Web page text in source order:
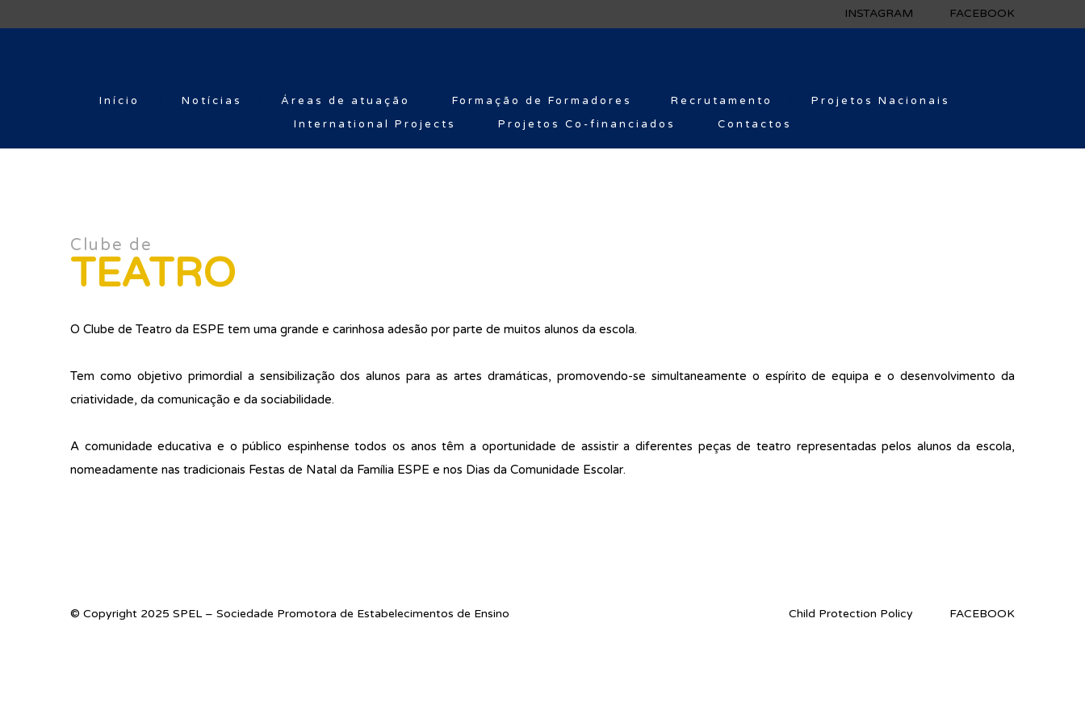
FACEBOOK
INSTAGRAM
Início Notícias Áreas de atuação Formação de Formadores Recrutamento
Projetos Nacionais
International Projects
Projetos Co-financiados Contactos
Clube de
TEATRO
O Clube de Teatro da ESPE tem uma grande e carinhosa adesão por parte de muitos alunos da escola.
Tem como objetivo primordial a sensibilização dos alunos para as artes dramáticas, promovendo-se simultaneamente o espírito de equipa e o desenvolvimento da
criatividade, da comunicação e da sociabilidade.
A comunidade educativa e o público espinhense todos os anos têm a oportunidade de assistir a diferentes peças de teatro representadas pelos alunos da escola,
nomeadamente nas tradicionais Festas de Natal da Família ESPE e nos Dias da Comunidade Escolar.
© Copyright 2025 SPEL – Sociedade Promotora de Estabelecimentos de Ensino FACEBOOK
Child Protection Policy